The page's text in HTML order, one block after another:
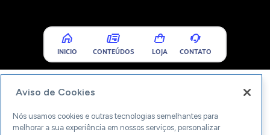
INICIO CONTEÚDOS LOJA CONTATO
Aviso de Cookies
Nós usamos cookies e outras tecnologias semelhantes para
melhorar a sua experiência em nossos serviços, personalizar